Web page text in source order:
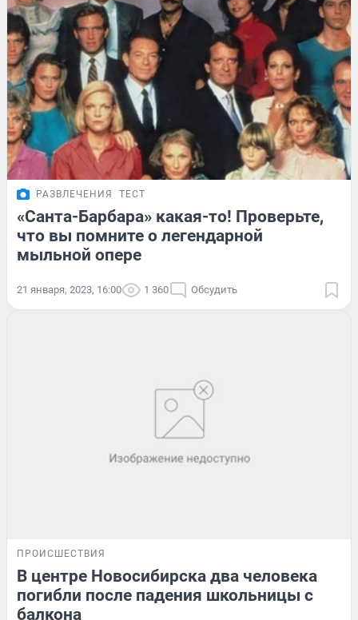
РАЗВЛЕЧЕНИЯ ТЕСТ
«Санта-Барбара» какая-то! Проверьте,
что вы помните о легендарной
мыльной опере
21 января, 2023, 16:00 1 360 Обсудить
ПРОИСШЕСТВИЯ
В центре Новосибирска два человека
погибли после падения школьницы с
балкона